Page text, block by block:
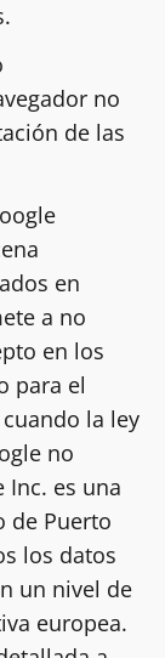
no
de las
en
a no
en los
para el
la ley
no
Inc. es una
de Puerto
los datos
un nivel de
europea.